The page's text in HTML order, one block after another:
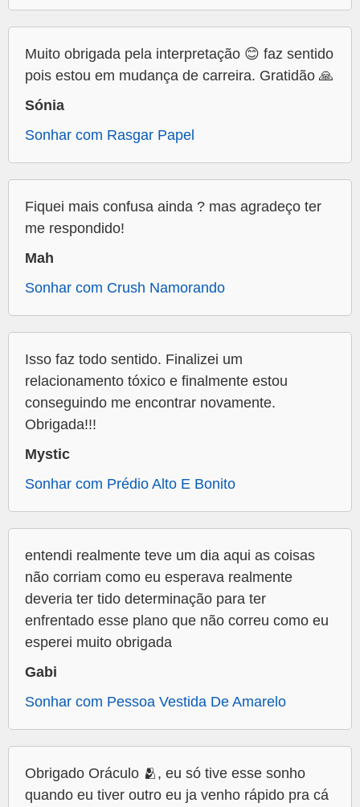
Muito obrigada pela interpretação 😊 faz sentido
pois estou em mudança de carreira. Gratidão 🙏
Sónia
Sonhar com Rasgar Papel
Fiquei mais confusa ainda ? mas agradeço ter
me respondido!
Mah
Sonhar com Crush Namorando
Isso faz todo sentido. Finalizei um
relacionamento tóxico e finalmente estou
conseguindo me encontrar novamente.
Obrigada!!!
Mystic
Sonhar com Prédio Alto E Bonito
entendi realmente teve um dia aqui as coisas
não corriam como eu esperava realmente
deveria ter tido determinação para ter
enfrentado esse plano que não correu como eu
esperei muito obrigada
Gabi
Sonhar com Pessoa Vestida De Amarelo
Obrigado Oráculo 🫂, eu só tive esse sonho
quando eu tiver outro eu ja venho rápido pra cá